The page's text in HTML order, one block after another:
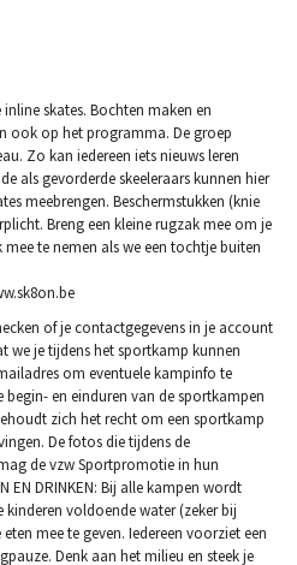
skates. Bochten maken en
ook op het programma. De groep
Zo kan iedereen iets nieuws leren
als gevorderde skeeleraars kunnen hier
meebrengen. Beschermstukken (knie 
Breng een kleine rugzak mee om je
te nemen als we een tochtje buiten
of je contactgegevens in je account
je tijdens het sportkamp kunnen
om eventuele kampinfo te
begin- en einduren van de sportkampen
zich het recht om een sportkamp
De fotos die tijdens de
de vzw Sportpromotie in hun
EN DRINKEN: Bij alle kampen wordt
kinderen voldoende water (zeker bij
mee te geven. Iedereen voorziet een
Denk aan het milieu en steek je